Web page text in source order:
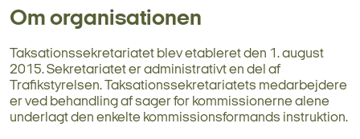
Om organisationen
Taksationssekretariatet blev etableret den 1. august
2015. Sekretariatet er administrativt en del af
Trafikstyrelsen. Taksationssekretariatets medarbejdere
er ved behandling af sager for kommissionerne alene
underlagt den enkelte kommissionsformands instruktion.